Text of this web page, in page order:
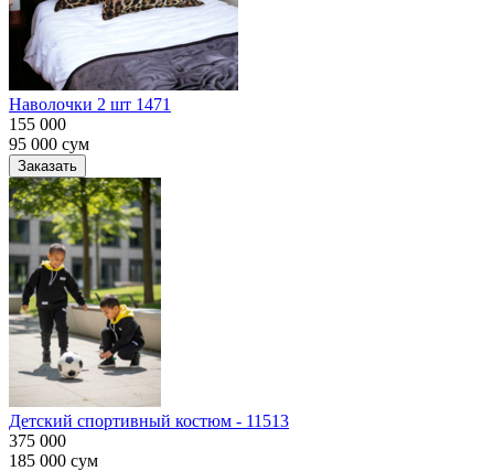
Наволочки 2 шт 1471
155 000
95 000 сум
Заказать
Детский спортивный костюм - 11513
375 000
185 000 сум